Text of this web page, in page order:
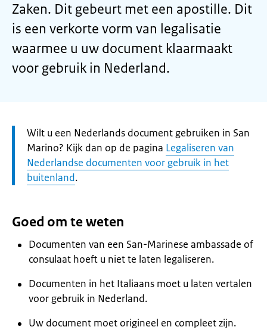
Zaken. Dit gebeurt met een apostille. Dit
is een verkorte vorm van legalisatie
waarmee u uw document klaarmaakt
voor gebruik in Nederland.
Let
op:
Wilt u een Nederlands document gebruiken in San
Marino? Kijk dan op de pagina Legaliseren van
Nederlandse documenten voor gebruik in het
buitenland.
Goed om te weten
Documenten van een San-Marinese ambassade of
consulaat hoeft u niet te laten legaliseren.
Documenten in het Italiaans moet u laten vertalen
voor gebruik in Nederland.
Uw document moet origineel en compleet zijn.